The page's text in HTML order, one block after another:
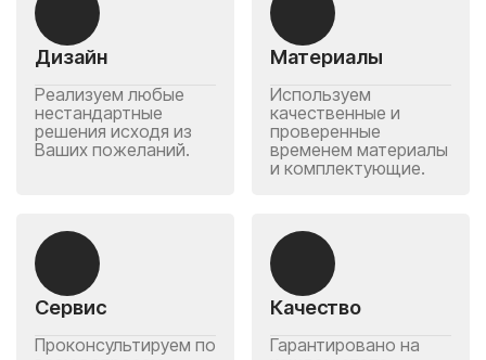
Дизайн
Реализуем любые
нестандартные
решения исходя из
Ваших пожеланий.
Материалы
Используем
качественные и
проверенные
временем материалы
и комплектующие.
Сервис
Проконсультируем по
Качество
Гарантировано на